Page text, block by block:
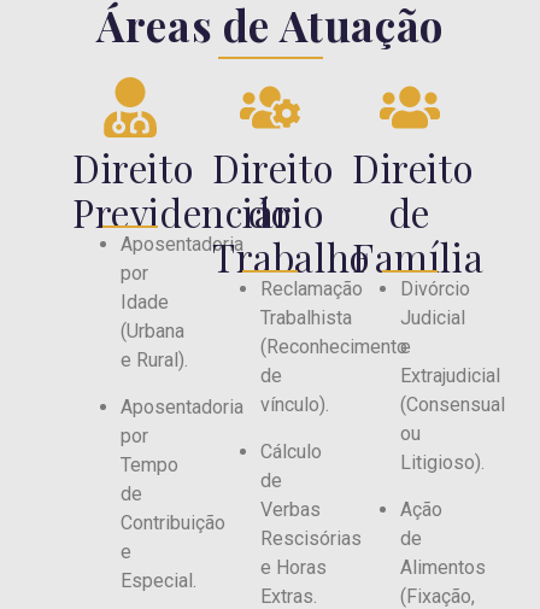
Áreas de Atuação
Direito
Previdenciário
Aposentadoria
por
Idade
(Urbana
e Rural).
Aposentadoria
por
Tempo
de
Contribuição
e
Especial.
Direito
do
Trabalho
Reclamação
Trabalhista
(Reconhecimento
de
vínculo).
Cálculo
de
Verbas
Rescisórias
e Horas
Extras.
Direito
de
Família
Divórcio
Judicial
e
Extrajudicial
(Consensual
ou
Litigioso).
Ação
de
Alimentos
(Fixação,